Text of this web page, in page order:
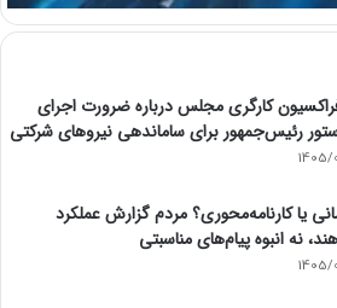
فراکسیون کارگری مجلس درباره ضرورت اجرای
رئیس‌جمهور برای ساماندهی نیروهای شرکتی
1405/
یا کارنامه‌محوری؟ مردم گزارش عملکرد
نه انبوه پیام‌های مناسبتی
1405/